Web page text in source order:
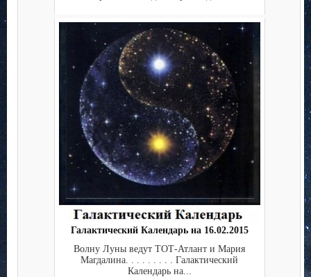
Галактический Календарь на 16.02.2015
Волну Луны ведут ТОТ-Атлант и Мария
Магдалина. . . . . . . . . Галактический
Календарь на...